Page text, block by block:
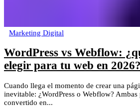
Marketing Digital
WordPress vs Webflow:
elegir para tu web en 2026?
Cuando llega el momento de crear una
inevitable: ¿WordPress o Webflow? Ambas
convertido en...